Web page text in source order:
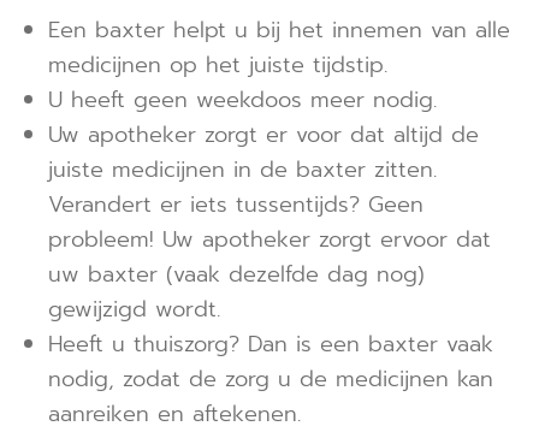
Een baxter helpt u bij het innemen van alle
medicijnen op het juiste tijdstip.
U heeft geen weekdoos meer nodig.
Uw apotheker zorgt er voor dat altijd de
juiste medicijnen in de baxter zitten.
Verandert er iets tussentijds? Geen
probleem! Uw apotheker zorgt ervoor dat
uw baxter (vaak dezelfde dag nog)
gewijzigd wordt.
Heeft u thuiszorg? Dan is een baxter vaak
nodig, zodat de zorg u de medicijnen kan
aanreiken en aftekenen.